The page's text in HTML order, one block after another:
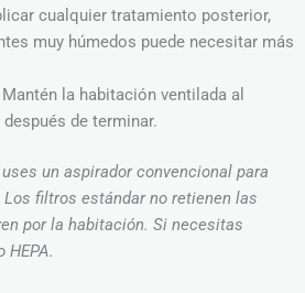
cualquier tratamiento posterior,
muy húmedos puede necesitar más
Mantén la habitación ventilada al
de terminar.
un aspirador convencional para
filtros estándar no retienen las
por la habitación. Si necesitas
HEPA.